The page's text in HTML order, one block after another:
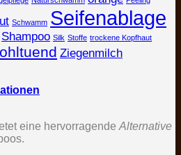
Schwamm Seifenablage
Shampoo Silk Stoffe trockene Kopfhaut
Ziegenmilch
eine hervorragende Alternative